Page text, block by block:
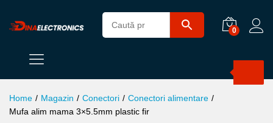
0
Home / Magazin / Conectori / Conectori alimentare /
Mufa alim mama 3×5.5mm plastic fir